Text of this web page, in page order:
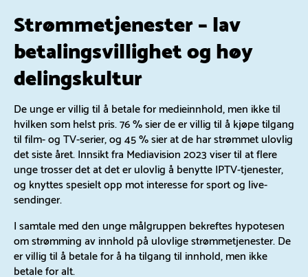
Strømmetjenester – lav
betalingsvillighet og høy
delingskultur
De unge er villig til å betale for medieinnhold, men ikke til
hvilken som helst pris. 76 % sier de er villig til å kjøpe tilgang
til film- og TV-serier, og 45 % sier at de har strømmet ulovlig
det siste året. Innsikt fra Mediavision 2023 viser til at flere
unge trosser det at det er ulovlig å benytte IPTV-tjenester,
og knyttes spesielt opp mot interesse for sport og live-
sendinger.
I samtale med den unge målgruppen bekreftes hypotesen
om strømming av innhold på ulovlige strømmetjenester. De
er villig til å betale for å ha tilgang til innhold, men ikke
betale for alt.